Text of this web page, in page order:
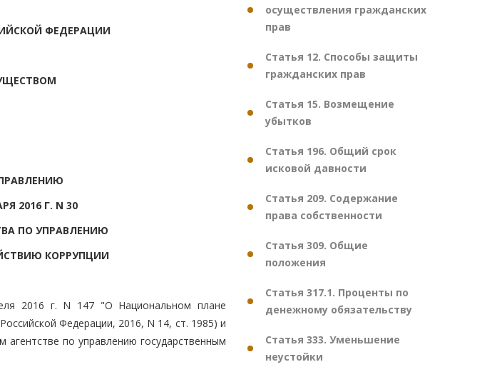
ФЕДЕРАЦИИ
2016 Г. N 30
ПО УПРАВЛЕНИЮ
КОРРУПЦИИ
2016 г. N 147 "О Национальном плане
Федерации, 2016, N 14, ст. 1985) и
по управлению государственным
осуществления гражданских
прав
Статья 12. Способы защиты
гражданских прав
Статья 15. Возмещение
убытков
Статья 196. Общий срок
исковой давности
Статья 209. Содержание
права собственности
Статья 309. Общие
положения
Статья 317.1. Проценты по
денежному обязательству
Статья 333. Уменьшение
неустойки